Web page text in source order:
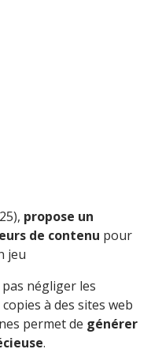
propose un
de contenu pour
jeu
négliger les
à des sites web
permet de générer
.